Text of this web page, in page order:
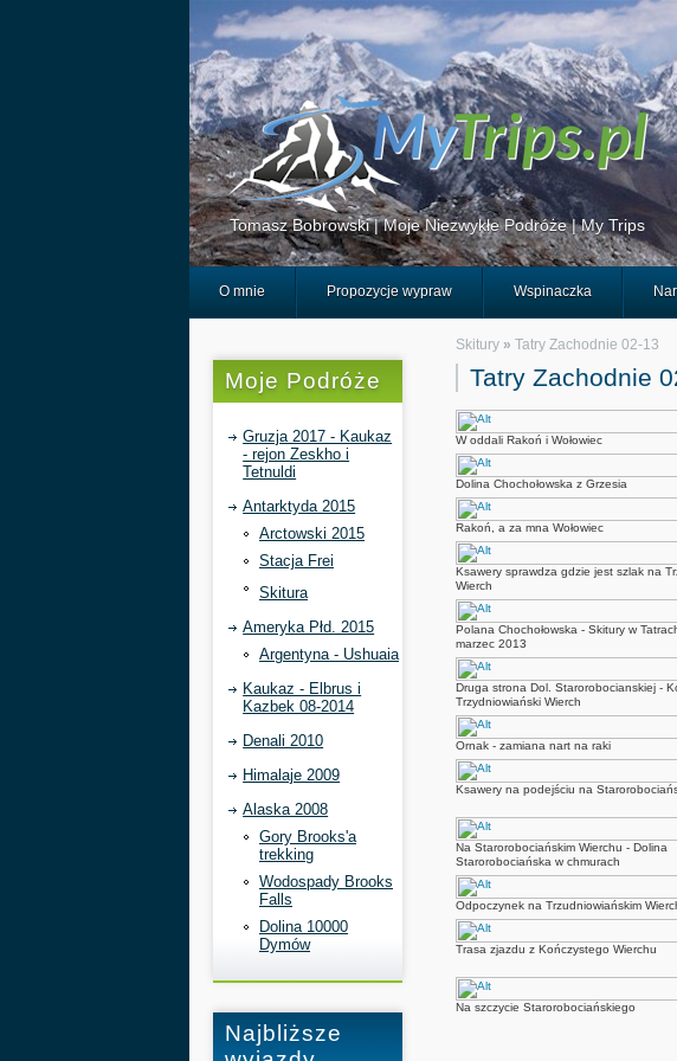
Tomasz Bobrowski | Moje Niezwykłe Podróże | My Trips
O mnie Propozycje wypraw Wspinaczka
Moje Podróże
Gruzja 2017 - Kaukaz
- rejon Zeskho i
Tetnuldi
Antarktyda 2015
Arctowski 2015
Stacja Frei
Skitura
Ameryka Płd. 2015
Argentyna - Ushuaia
Kaukaz - Elbrus i
Kazbek 08-2014
Denali 2010
Himalaje 2009
Alaska 2008
Gory Brooks'a
trekking
Wodospady Brooks
Falls
Dolina 10000
Dymów
Najbliższe
Tatry Zachodnie
Skitury» Tatry Zachodnie 02-13
W oddali Rakoń i Wołowiec
Dolina Chochołowska z Grzesia
Rakoń, a za mna Wołowiec
Ksawery sprawdza gdzie jest szlak na
Wierch
Polana Chochołowska - Skitury w
marzec 2013
Druga strona Dol. Starorobocianskiej -
Trzydniowiański Wierch
Ornak - zamiana nart na raki
Ksawery na podejściu na
Na Starorobociańskim Wierchu - Dolina
Starorobociańska w chmurach
Odpoczynek na Trzudniowiańskim
Trasa zjazdu z Kończystego Wierchu
Na szczycie Starorobociańskiego